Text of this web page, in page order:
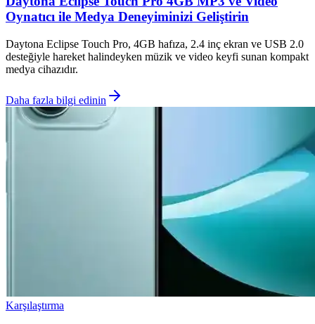
Oynatıcı ile Medya Deneyiminizi Geliştirin
Daytona Eclipse Touch Pro, 4GB hafıza, 2.4 inç ekran ve USB 2.0
desteğiyle hareket halindeyken müzik ve video keyfi sunan kompakt
medya cihazıdır.
Daha fazla bilgi edinin
Karşılaştırma